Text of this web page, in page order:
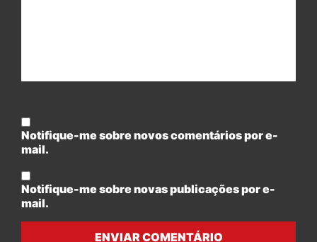
Notifique-me sobre novos comentários por e-
mail.
Notifique-me sobre novas publicações por e-
mail.
ENVIAR COMENTÁRIO